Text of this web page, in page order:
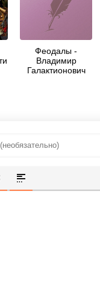
Феодалы -
Владимир
Галактионович
ССЫЛКУ
СКРЫТОГО ТЕКСТА
ЦИТАТЫ
ВСТАВКА СПОЙЛЕРА